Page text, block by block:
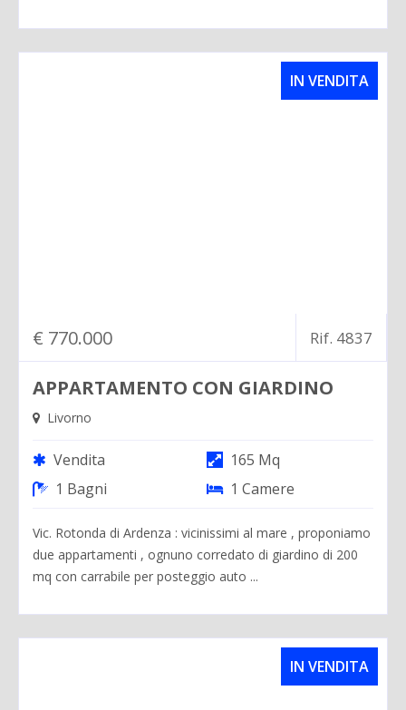
IN VENDITA
€ 770.000 Rif. 4837
APPARTAMENTO CON GIARDINO
Livorno
Vendita
165 Mq
1 Bagni
1 Camere
Vic. Rotonda di Ardenza : vicinissimi al mare , proponiamo
due appartamenti , ognuno corredato di giardino di 200
mq con carrabile per posteggio auto ...
IN VENDITA